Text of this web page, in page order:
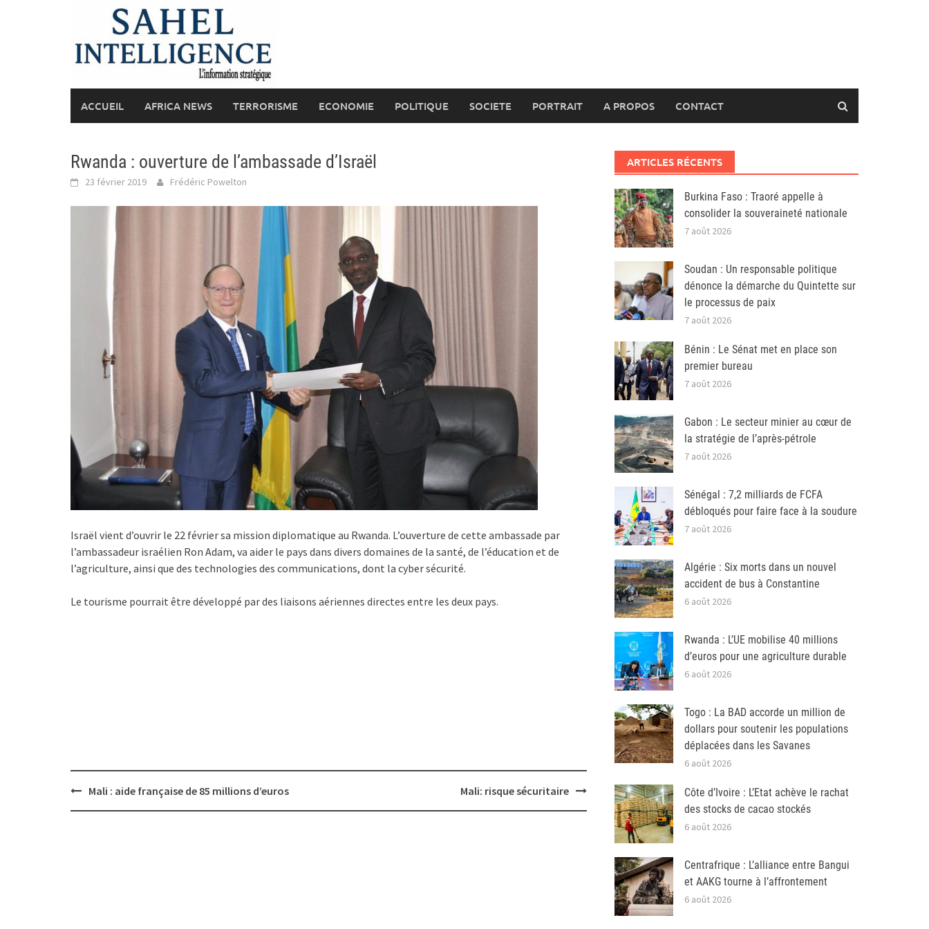
ACCUEIL AFRICA NEWS TERRORISME ECONOMIE POLITIQUE SOCIETE PORTRAIT A PROPOS CONTACT
Rwanda : ouverture de l’ambassade d’Israël
23 février 2019 Frédéric Powelton
Israël vient d’ouvrir le 22 février sa mission diplomatique au Rwanda. L’ouverture de cette ambassade par
l’ambassadeur israélien Ron Adam, va aider le pays dans divers domaines de la santé, de l’éducation et de
l’agriculture, ainsi que des technologies des communications, dont la cyber sécurité.
Le tourisme pourrait être développé par des liaisons aériennes directes entre les deux pays.
PostMali : aide française de 85 millions d’euros Mali: risque sécuritaire
ARTICLES RÉCENTS
Burkina Faso : Traoré appelle à
consolider la souveraineté nationale
7 août 2026
Soudan : Un responsable politique
dénonce la démarche du Quintette sur
le processus de paix
7 août 2026
Bénin : Le Sénat met en place son
premier bureau
7 août 2026
Gabon : Le secteur minier au cœur de
la stratégie de l’après-pétrole
7 août 2026
Sénégal : 7,2 milliards de FCFA
débloqués pour faire face à la soudure
7 août 2026
Algérie : Six morts dans un nouvel
accident de bus à Constantine
6 août 2026
Rwanda : L’UE mobilise 40 millions
d’euros pour une agriculture durable
6 août 2026
Togo : La BAD accorde un million de
dollars pour soutenir les populations
déplacées dans les Savanes
6 août 2026
Côte d’Ivoire : L’Etat achève le rachat
des stocks de cacao stockés
6 août 2026
Centrafrique : L’alliance entre Bangui
et AAKG tourne à l’affrontement
6 août 2026